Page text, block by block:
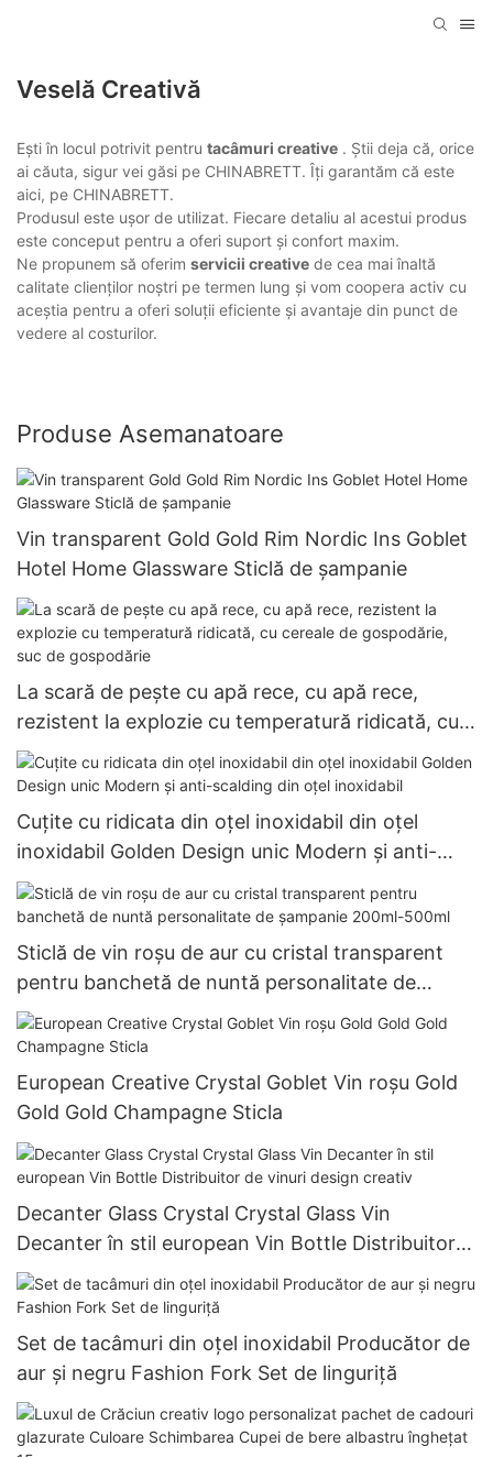
Veselă Creativă
Ești în locul potrivit pentru tacâmuri creative . Știi deja că, orice
ai căuta, sigur vei găsi pe CHINABRETT. Îți garantăm că este
aici, pe CHINABRETT.
Produsul este ușor de utilizat. Fiecare detaliu al acestui produs
este conceput pentru a oferi suport și confort maxim.
Ne propunem să oferim servicii creative de cea mai înaltă
calitate clienților noștri pe termen lung și vom coopera activ cu
aceștia pentru a oferi soluții eficiente și avantaje din punct de
vedere al costurilor.
Produse Asemanatoare
Vin transparent Gold Gold Rim Nordic Ins Goblet
Hotel Home Glassware Sticlă de șampanie
La scară de pește cu apă rece, cu apă rece,
rezistent la explozie cu temperatură ridicată, cu
cereale de gospodărie, suc de gospodărie
Cuțite cu ridicata din oțel inoxidabil din oțel
inoxidabil Golden Design unic Modern și anti-
scalding din oțel inoxidabil
Sticlă de vin roșu de aur cu cristal transparent
pentru banchetă de nuntă personalitate de
șampanie 200ml-500ml
European Creative Crystal Goblet Vin roșu Gold
Gold Gold Champagne Sticla
Decanter Glass Crystal Crystal Glass Vin
Decanter în stil european Vin Bottle Distribuitor
de vinuri design creativ
Set de tacâmuri din oțel inoxidabil Producător de
aur și negru Fashion Fork Set de linguriță